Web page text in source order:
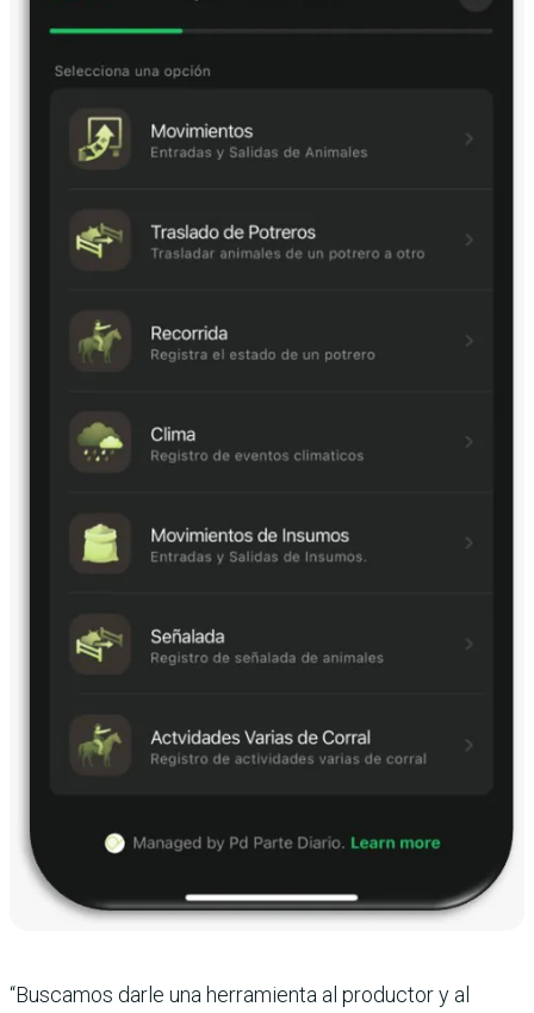
“Buscamos darle una herramienta al productor y al